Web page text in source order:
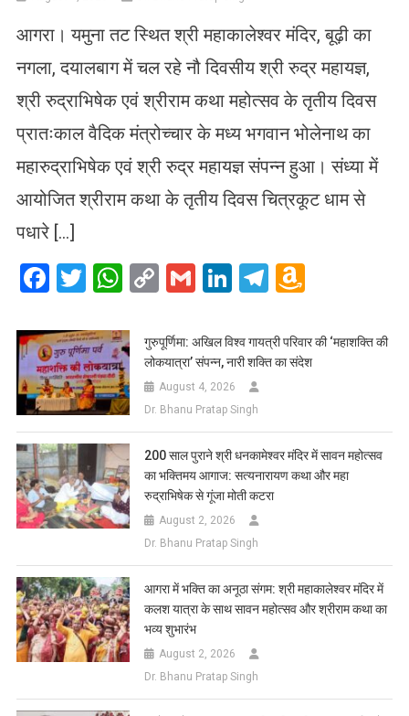
आगरा। यमुना तट स्थित श्री महाकालेश्वर मंदिर, बूढ़ी का
नगला, दयालबाग में चल रहे नौ दिवसीय श्री रुद्र महायज्ञ,
श्री रुद्राभिषेक एवं श्रीराम कथा महोत्सव के तृतीय दिवस
प्रातःकाल वैदिक मंत्रोच्चार के मध्य भगवान भोलेनाथ का
महारुद्राभिषेक एवं श्री रुद्र महायज्ञ संपन्न हुआ। संध्या में
आयोजित श्रीराम कथा के तृतीय दिवस चित्रकूट धाम से
पधारे […]
Facebook
Twitter
WhatsApp
CopyGmailLinkedIn
Telegram
List
गुरुपूर्णिमा: अखिल विश्व गायत्री परिवार की ‘महाशक्ति की
लोकयात्रा’ संपन्न, नारी शक्ति का संदेश
August 4, 2026
Dr. Bhanu Pratap Singh
200 साल पुराने श्री धनकामेश्वर मंदिर में सावन महोत्सव
का भक्तिमय आगाज: सत्यनारायण कथा और महा
रुद्राभिषेक से गूंजा मोती कटरा
August 2, 2026
Dr. Bhanu Pratap Singh
आगरा में भक्ति का अनूठा संगम: श्री महाकालेश्वर मंदिर में
कलश यात्रा के साथ सावन महोत्सव और श्रीराम कथा का
भव्य शुभारंभ
August 2, 2026
Dr. Bhanu Pratap Singh